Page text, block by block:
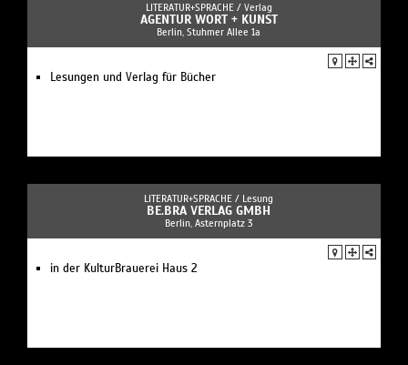
LITERATUR+SPRACHE / Verlag
AGENTUR WORT + KUNST
Berlin, Stuhmer Allee 1a
Lesungen und Verlag für Bücher
LITERATUR+SPRACHE / Lesung
BE.BRA VERLAG GMBH
Berlin, Asternplatz 3
in der KulturBrauerei Haus 2